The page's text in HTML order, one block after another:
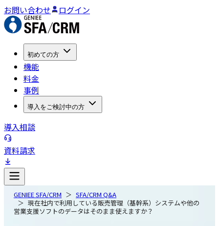
お問い合わせ ログイン
初めての方
機能
料金
事例
導入をご検討中の方
導入相談
資料請求
GENIEE SFA/CRM
SFA/CRM Q&A
現在社内で利用している販売管理（基幹系）システムや他の
営業支援ソフトのデータはそのまま使えますか？